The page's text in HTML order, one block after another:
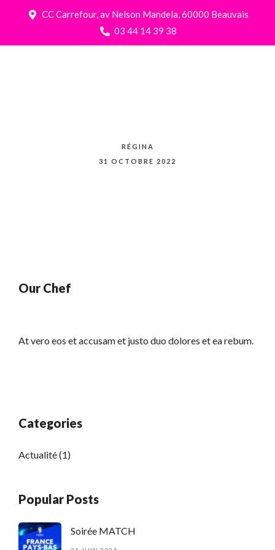
CC Carrefour, av Nelson Mandela, 60000 Beauvais
03 44 14 39 38
RÉGINA
31 OCTOBRE 2022
Our Chef
At vero eos et accusam et justo duo dolores et ea rebum.
Categories
Actualité(1)
Popular Posts
Soirée MATCH